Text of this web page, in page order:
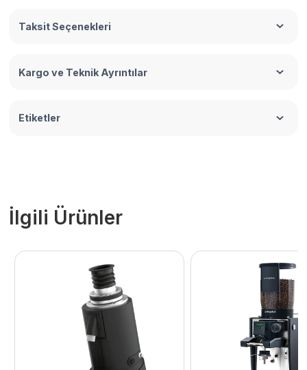
Taksit Seçenekleri
Kargo ve Teknik Ayrıntılar
Etiketler
İlgili Ürünler